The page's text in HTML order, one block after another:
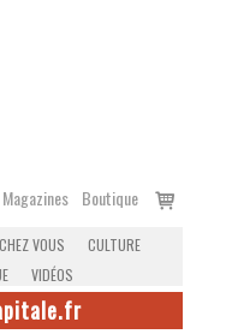
Magazines Boutique
Voir
VOUS
CULTURE
VIDÉOS